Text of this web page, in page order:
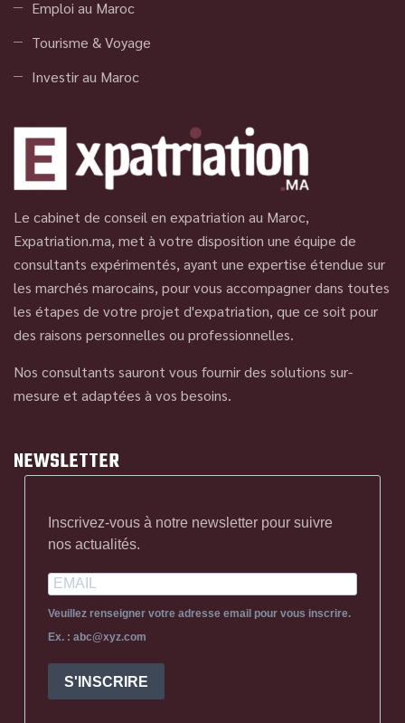
Emploi au Maroc
Tourisme & Voyage
Investir au Maroc
Le cabinet de conseil en expatriation au Maroc,
Expatriation.ma, met à votre disposition une équipe de
consultants expérimentés, ayant une expertise étendue sur
les marchés marocains, pour vous accompagner dans toutes
les étapes de votre projet d'expatriation, que ce soit pour
des raisons personnelles ou professionnelles.
Nos consultants sauront vous fournir des solutions sur-
mesure et adaptées à vos besoins.
NEWSLETTER
Inscrivez-vous à notre newsletter pour suivre
nos actualités.
Veuillez renseigner votre adresse email pour vous inscrire.
Ex. : abc@xyz.com
S'INSCRIRE